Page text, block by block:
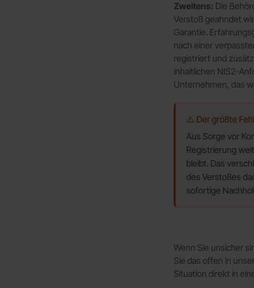
Zweitens: Die
Verstoß geahndet
Garantie.
nach einer
registriert und
inhaltlichen NIS2-
Unternehmen, das
⚠️ Der größte
Aus Sorge vor
Registrierung
bleibt. Das
des Verstoßes
sofortige
Wenn Sie unsicher
Sie das offen in
Situation direkt in